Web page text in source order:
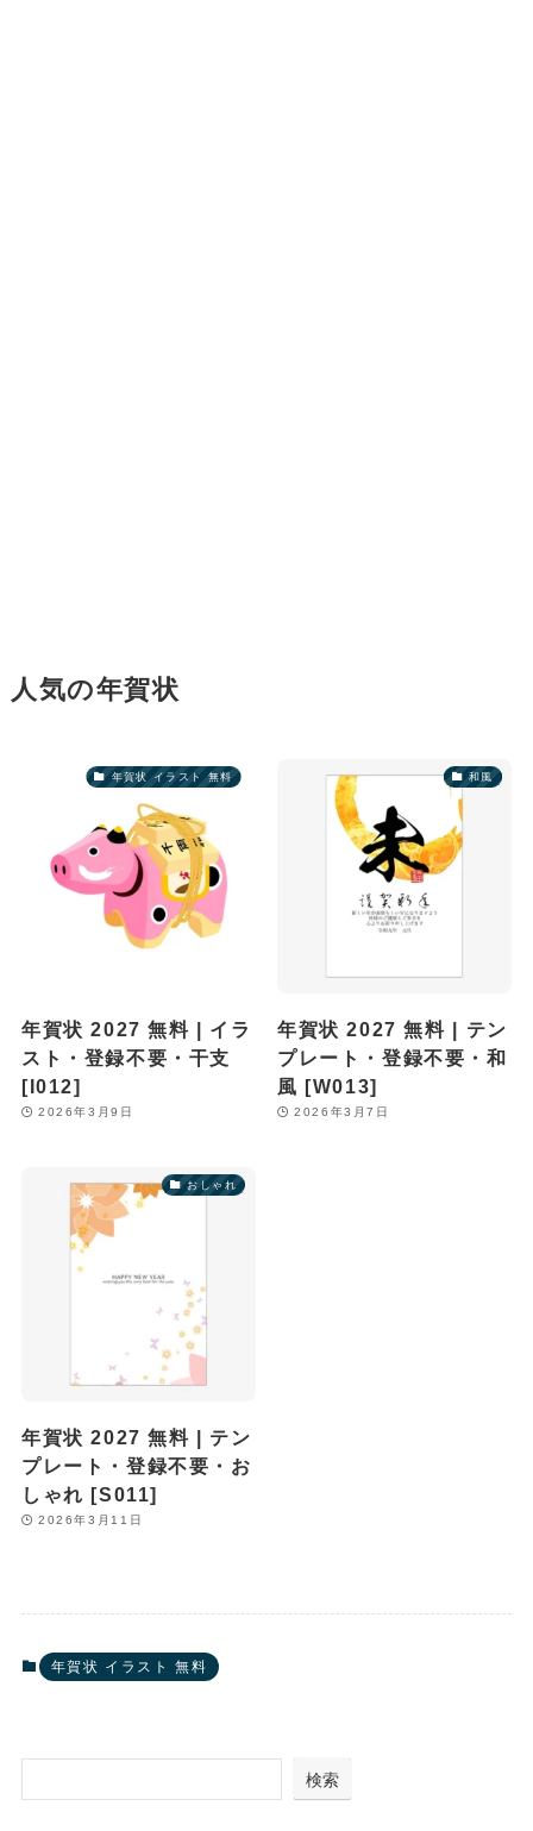
人気の年賀状
年賀状 イラスト 無料
年賀状 2027 無料 | イラ
スト・登録不要・干支
[I012]
2026年3月9日
和風
年賀状 2027 無料 | テン
プレート・登録不要・和
風 [W013]
2026年3月7日
おしゃれ
年賀状 2027 無料 | テン
プレート・登録不要・お
しゃれ [S011]
2026年3月11日
年賀状 イラスト 無料
検索